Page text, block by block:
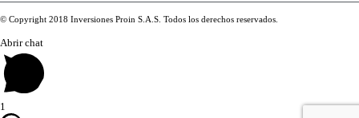
© Copyright 2018 Inversiones Proin S.A.S. Todos los derechos reservados.
Abrir chat
1